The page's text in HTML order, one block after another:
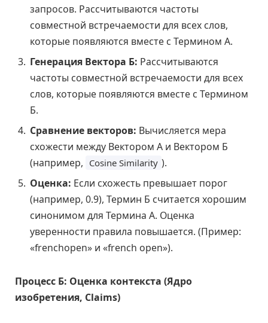
запросов. Рассчитываются частоты
совместной встречаемости для всех слов,
которые появляются вместе с Термином А.
Генерация Вектора Б: Рассчитываются
частоты совместной встречаемости для всех
слов, которые появляются вместе с Термином
Б.
Сравнение векторов: Вычисляется мера
схожести между Вектором А и Вектором Б
(например, Cosine Similarity ).
Оценка: Если схожесть превышает порог
(например, 0.9), Термин Б считается хорошим
синонимом для Термина А. Оценка
уверенности правила повышается. (Пример:
«frenchopen» и «french open»).
Процесс Б: Оценка контекста (Ядро
изобретения, Claims)